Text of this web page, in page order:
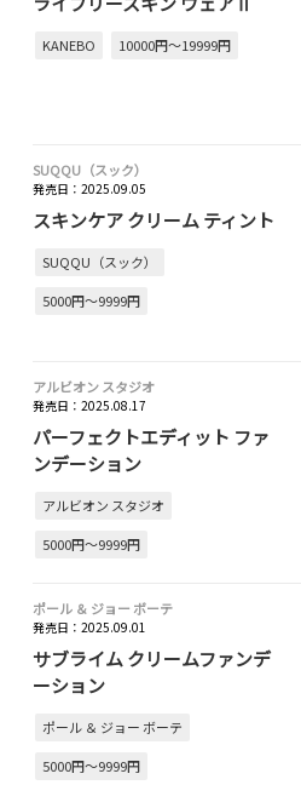
KANEBO 10000円～19999円
SUQQU（スック）
発売日：2025.09.05
スキンケア クリーム ティント
SUQQU（スック）
5000円～9999円
アルビオン スタジオ
発売日：2025.08.17
パーフェクトエディット ファ
ンデーション
アルビオン スタジオ
5000円～9999円
ポール ＆ ジョー ボーテ
発売日：2025.09.01
サブライム クリームファンデ
ーション
ポール ＆ ジョー ボーテ
5000円～9999円